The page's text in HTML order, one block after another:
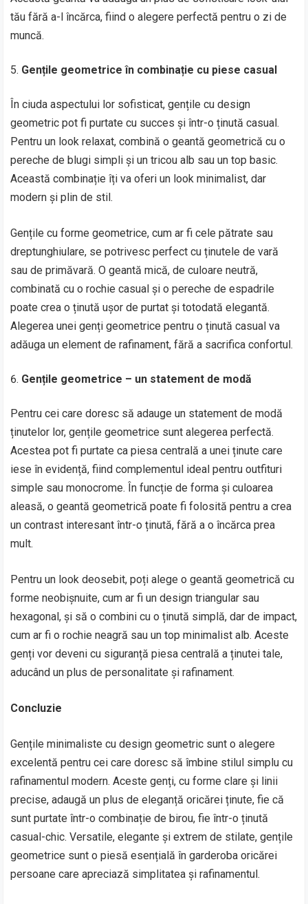
tău fără a-l încărca, fiind o alegere perfectă pentru o zi de
muncă.
Gențile geometrice în combinație cu piese casual
În ciuda aspectului lor sofisticat, gențile cu design
geometric pot fi purtate cu succes și într-o ținută casual.
Pentru un look relaxat, combină o geantă geometrică cu o
pereche de blugi simpli și un tricou alb sau un top basic.
Această combinație îți va oferi un look minimalist, dar
modern și plin de stil.
Gențile cu forme geometrice, cum ar fi cele pătrate sau
dreptunghiulare, se potrivesc perfect cu ținutele de vară
sau de primăvară. O geantă mică, de culoare neutră,
combinată cu o rochie casual și o pereche de espadrile
poate crea o ținută ușor de purtat și totodată elegantă.
Alegerea unei genți geometrice pentru o ținută casual va
adăuga un element de rafinament, fără a sacrifica confortul.
Gențile geometrice – un statement de modă
Pentru cei care doresc să adauge un statement de modă
ținutelor lor, gențile geometrice sunt alegerea perfectă.
Acestea pot fi purtate ca piesa centrală a unei ținute care
iese în evidență, fiind complementul ideal pentru outfituri
simple sau monocrome. În funcție de forma și culoarea
aleasă, o geantă geometrică poate fi folosită pentru a crea
un contrast interesant într-o ținută, fără a o încărca prea
mult.
Pentru un look deosebit, poți alege o geantă geometrică cu
forme neobișnuite, cum ar fi un design triangular sau
hexagonal, și să o combini cu o ținută simplă, dar de impact,
cum ar fi o rochie neagră sau un top minimalist alb. Aceste
genți vor deveni cu siguranță piesa centrală a ținutei tale,
aducând un plus de personalitate și rafinament.
Concluzie
Gențile minimaliste cu design geometric sunt o alegere
excelentă pentru cei care doresc să îmbine stilul simplu cu
rafinamentul modern. Aceste genți, cu forme clare și linii
precise, adaugă un plus de eleganță oricărei ținute, fie că
sunt purtate într-o combinație de birou, fie într-o ținută
casual-chic. Versatile, elegante și extrem de stilate, gențile
geometrice sunt o piesă esențială în garderoba oricărei
persoane care apreciază simplitatea și rafinamentul.